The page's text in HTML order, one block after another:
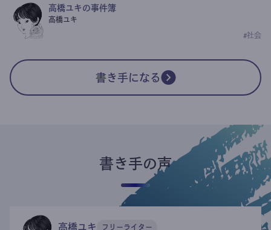
高橋ユキの事件簿
高橋ユキ
#社会
書き手になる
書き手の声
高橋ユキ フリーライター